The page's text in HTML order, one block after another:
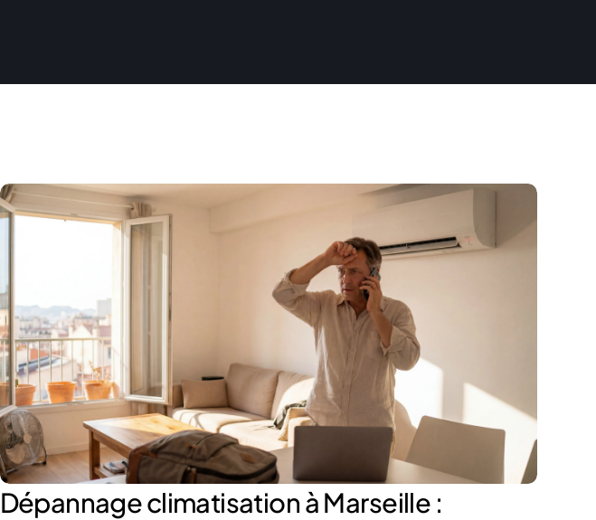
Dépannage climatisation à Marseille :